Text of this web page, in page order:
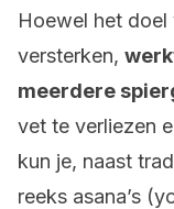
Hoewel het doel
versterken,
meerdere
vet te verliezen
kun je, naast
reeks asana’s